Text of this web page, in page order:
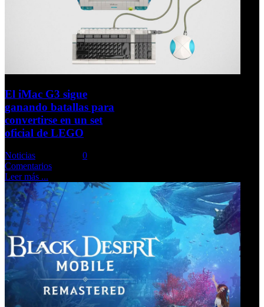
El iMac G3 sigue
ganando batallas para
convertirse en un set
oficial de LEGO
Noticias
0
Comentarios
Leer más ...